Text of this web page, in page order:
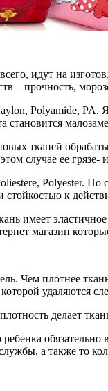
идут на
– прочность,
Polyamide, PA.
становится
тканей
случае ее
Polyester. По
к
имеет
магазин
Чем плотнее
которой
делает
обязательно
а также то